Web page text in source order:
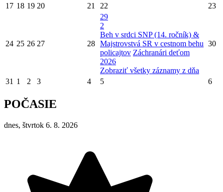
17 18 19 20 21 22 23
24 25 26 27 28
29
2
Beh v srdci SNP (14. ročník) &
Majstrovstvá SR v cestnom behu
policajtov Záchranári deťom
2026
Zobraziť všetky záznamy z dňa
30
31 1 2 3 4 5 6
POČASIE
dnes, štvrtok 6. 8. 2026